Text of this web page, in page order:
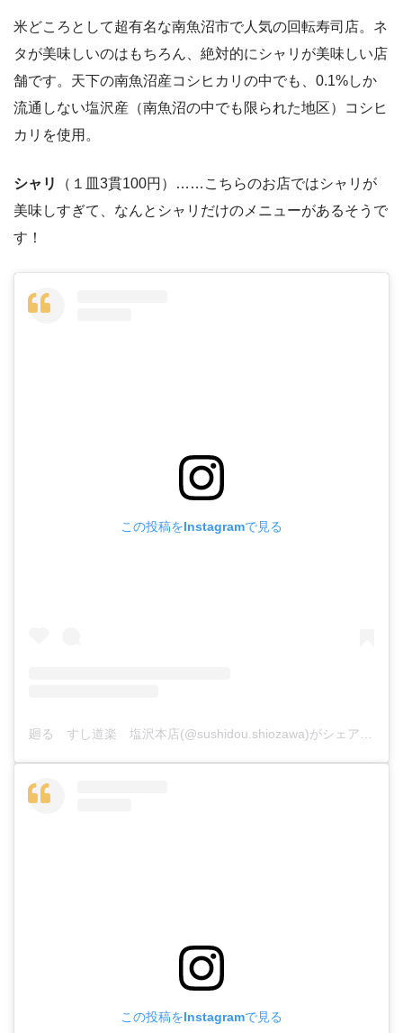
米どころとして超有名な南魚沼市で人気の回転寿司店。ネ
タが美味しいのはもちろん、絶対的にシャリが美味しい店
舗です。天下の南魚沼産コシヒカリの中でも、0.1%しか
流通しない塩沢産（南魚沼の中でも限られた地区）コシヒ
カリを使用。
シャリ
（１皿3貫100円）……こちらのお店ではシャリが
美味しすぎて、なんとシャリだけのメニューがあるそうで
す！
この投稿をInstagramで見る
廻る すし道楽 塩沢本店(@sushidou.shiozawa)がシェアした投稿
この投稿をInstagramで見る